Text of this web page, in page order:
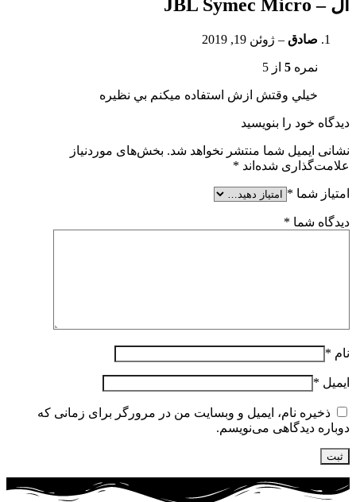
ال – JBL Symec Micro
صادق – ژوئن 19, 2019
نمره 5 از 5
خيلي وقتش ازش استفاده ميكنم بي نظيره
دیدگاه خود را بنویسید
نشانی ایمیل شما منتشر نخواهد شد. بخش‌های موردنیاز
علامت‌گذاری شده‌اند *
امتیاز شما *
دیدگاه شما *
نام *
ایمیل *
ذخیره نام، ایمیل و وبسایت من در مرورگر برای زمانی که
دوباره دیدگاهی می‌نویسم.